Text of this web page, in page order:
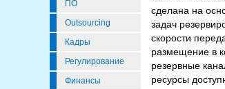
ПО
Outsourcing
Кадры
Регулирование
Финансы
сделана на
задач
скорости
размещение в
резервные
ресурсы